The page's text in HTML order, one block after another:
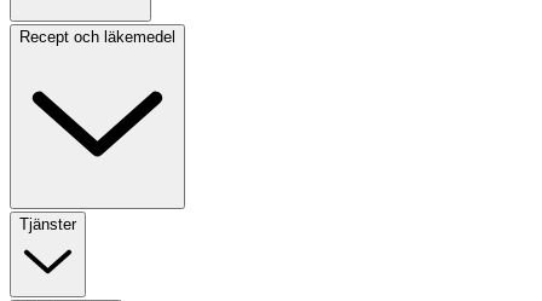
Recept och läkemedel
Tjänster